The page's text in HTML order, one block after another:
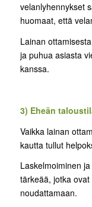
velanlyhennykset
huomaat, että
Lainan
ja puhua asiasta
kanssa.
3) Eheän
Vaikka lainan
kautta tullut
Laskelmoiminen
tärkeää, jotka
noudattamaan.